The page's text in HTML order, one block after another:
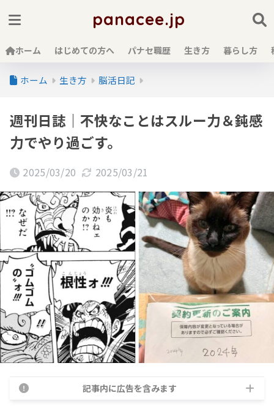
panacee.jp
ホーム はじめての方へ パナセ職歴 生き方 暮らし方
ホーム 生き方 脳活日記
週刊日誌｜不快なことはスルー力＆鈍感
力でやり過ごす。
2025/03/20 2025/03/21
記事内に広告を含みます